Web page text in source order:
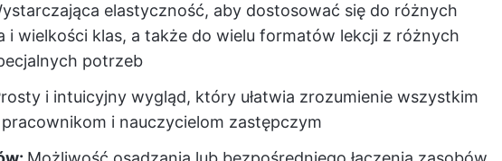
elastyczność, aby dostosować się do różnych
i wielkości klas, a także do wielu formatów lekcji z różnych
potrzeb
i intuicyjny wygląd, który ułatwia zrozumienie wszystkim
pracownikom i nauczycielom zastępczym